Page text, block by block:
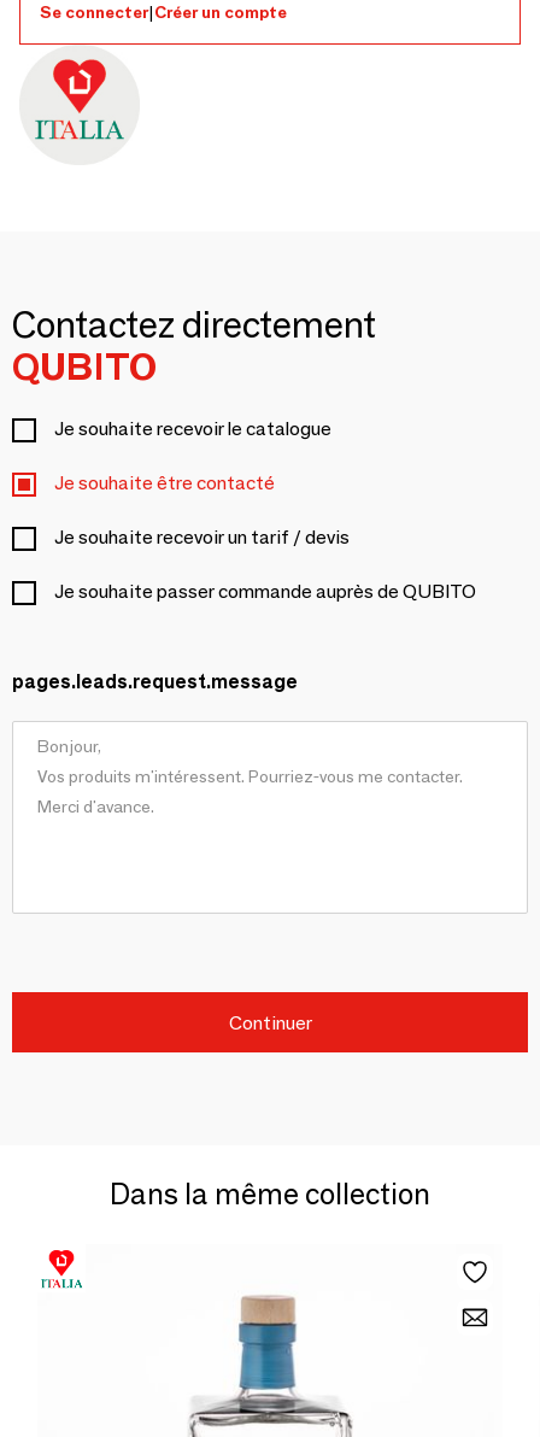
Se connecter|Créer un compte
Contactez directement
QUBITO
Je souhaite recevoir le catalogue
Je souhaite être contacté
Je souhaite recevoir un tarif / devis
Je souhaite passer commande auprès de QUBITO
pages.leads.request.message
Continuer
Dans la même collection